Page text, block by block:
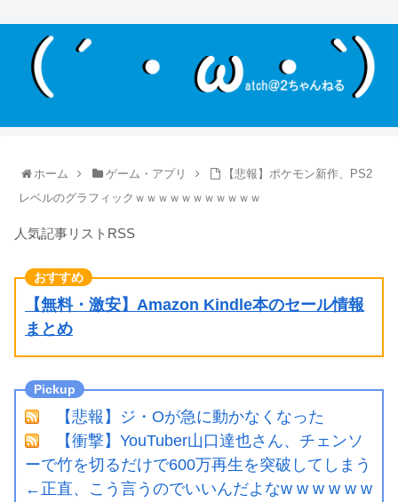
ホーム ゲーム・アプリ
【悲報】ポケモン新作、PS2
レベルのグラフィックｗｗｗｗｗｗｗｗｗｗｗ
人気記事リストRSS
【無料・激安】Amazon Kindle本のセール情報
まとめ
【悲報】ジ・Oが急に動かなくなった
【衝撃】YouTuber山口達也さん、チェンソ
ーで竹を切るだけで600万再生を突破してしまう
←正直、こう言うのでいいんだよなw w w w w w